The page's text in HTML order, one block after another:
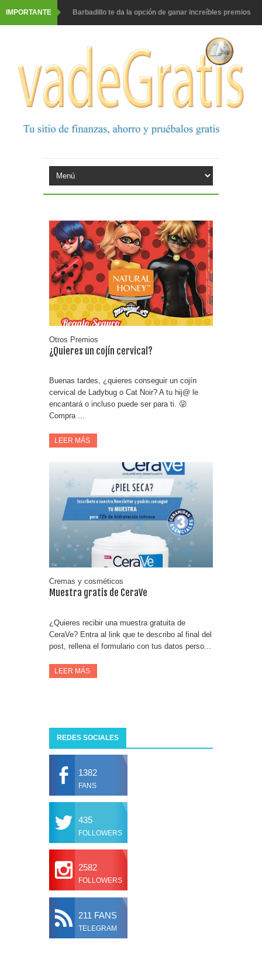
IMPORTANTE Barbadillo te da la opción de ganar increíbles premios
Prueba gratis Maison Perrier France
Gana premios Pokémon con Kellogg's
Corona te regala un velero inolvidable en velero y más
premios
productos
Fuze Tea regala 100 premios al día
Oreo te da la oportunidad de ganar increíbles premios
Consigue una Nintendo Switch y un viaje con Enjoy
Date el gustazo con Grefusa y gana un patinete con
Otros Premios
¿Quieres un cojín cervical?
Buenas tardes, ¿quieres conseguir un cojín
cervical de Ladybug o Cat Noir? A tu hij@ le
encantará o incluso puede ser para ti. 😜
Compra ...
LEER MÁS
Cremas y cosméticos
Muestra gratis de CeraVe
¿Quieres recibir una muestra gratuita de
CeraVe? Entra al link que te describo al final del
post, rellena el formulario con tus datos perso...
LEER MÁS
REDES SOCIALES
1382
FANS
435
FOLLOWERS
2582
FOLLOWERS
211 FANS
TELEGRAM